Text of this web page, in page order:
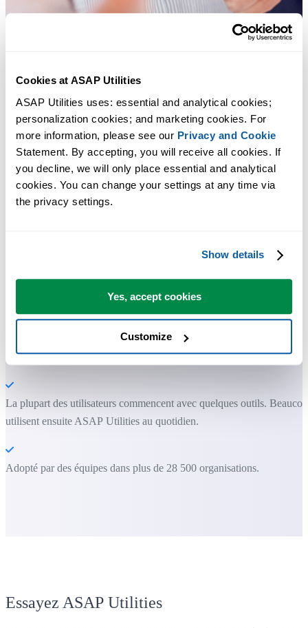
Cookies at ASAP Utilities
ASAP Utilities uses: essential and analytical cookies;
personalization cookies; and marketing cookies. For
more information, please see our Privacy and Cookie
Statement. By accepting, you will receive all cookies. If
you decline, we will only place essential and analytical
cookies. You can change your settings at any time via
the privacy settings.
Show details
Yes, accept cookies
Customize
Des outils pratiques que beaucoup d'utilisateurs d'Excel aimeraient
avoir directement dans Excel.
qu'Excel seul ne permet pas.
Vous pouvez commencer immédiatement. Aucune formation
nécessaire.
La plupart des utilisateurs commencent avec quelques outils.
utilisent ensuite ASAP Utilities au quotidien.
Adopté par des équipes dans plus de 28 500 organisations.
Essayez ASAP Utilities